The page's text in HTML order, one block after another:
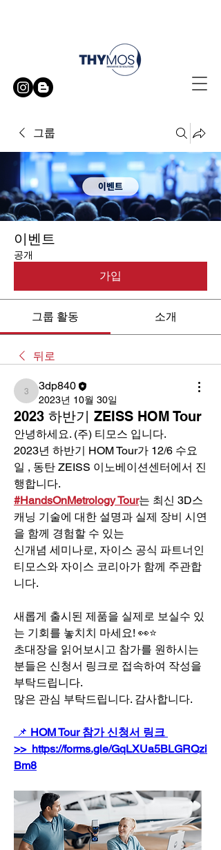
그룹
이벤트
공개
가입
그룹 활동 소개
뒤로
3dp840
3dp840
2023년 10월 30일
2023 하반기 ZEISS HOM Tour
안녕하세요. (주) 티모스 입니다.
2023년 하반기 HOM Tour가 12/6 수요
일 , 동탄 ZEISS 이노베이션센터에서 진
행합니다.
#HandsOnMetrology Tour는 최신 3D스
캐닝 기술에 대한 설명과 실제 장비 시연
을 함께 경험할 수 있는
신개념 세미나로, 자이스 공식 파트너인
티모스와 자이스 코리아가 함께 주관합
니다.
새롭게 출시된 제품을 실제로 보실수 있
는 기회를 놓치치 마세요! 👀⭐
초대장을 읽어보시고 참가를 원하시는
분들은 신청서 링크로 접속하여 작성을
부탁드립니다.
많은 관심 부탁드립니다. 감사합니다.
📌 HOM Tour 참가 신청서 링크
>>  https://forms.gle/GqLXUa5BLGRQzi
Bm8